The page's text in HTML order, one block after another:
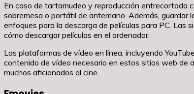
En caso de tartamudeo y reproducción entrecortada
sobremesa o portátil de antemano. Además, guardar
enfoques para la descarga de películas para PC.
cómo descargar películas en el ordenador.
Las plataformas de vídeo en línea, incluyendo
contenido de vídeo necesario en estos sitios web de
muchos aficionados al cine.